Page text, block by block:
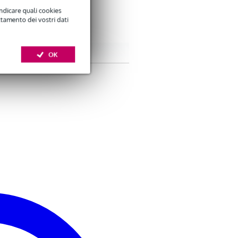
quali cookies
dei vostri dati
OK